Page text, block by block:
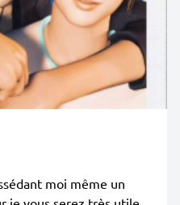
moi même un